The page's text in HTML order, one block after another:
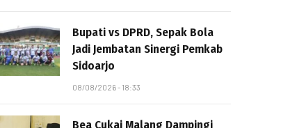
Bupati vs DPRD, Sepak Bola
Jadi Jembatan Sinergi Pemkab
Sidoarjo
08/08/2026 - 18:33
Bea Cukai Malang Dampingi